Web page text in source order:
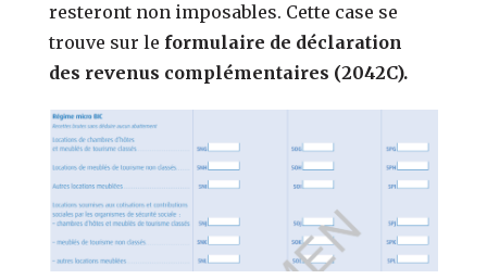
resteront non imposables. Cette case se
trouve sur le formulaire de déclaration
des revenus complémentaires (2042C).